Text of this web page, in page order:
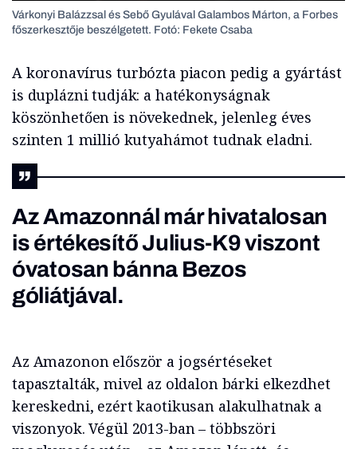
Várkonyi Balázzsal és Sebő Gyulával Galambos Márton, a Forbes
főszerkesztője beszélgetett. Fotó: Fekete Csaba
A koronavírus turbózta piacon pedig a gyártást
is duplázni tudják: a hatékonyságnak
köszönhetően is növekednek, jelenleg éves
szinten 1 millió kutyahámot tudnak eladni.
Az Amazonnál már hivatalosan
is értékesítő Julius-K9 viszont
óvatosan bánna Bezos
góliátjával.
Az Amazonon először a jogsértéseket
tapasztalták, mivel az oldalon bárki elkezdhet
kereskedni, ezért kaotikusan alakulhatnak a
viszonyok. Végül 2013-ban – többszöri